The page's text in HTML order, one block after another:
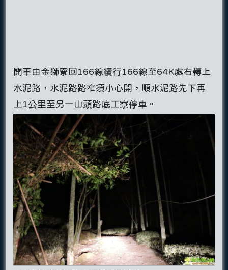
開車由金獅寮回166線續行166線至64K處右轉上
水泥路，水泥路路窄須小心開，順水泥路先下再
上1公里至另一山頭路底工寮停車。